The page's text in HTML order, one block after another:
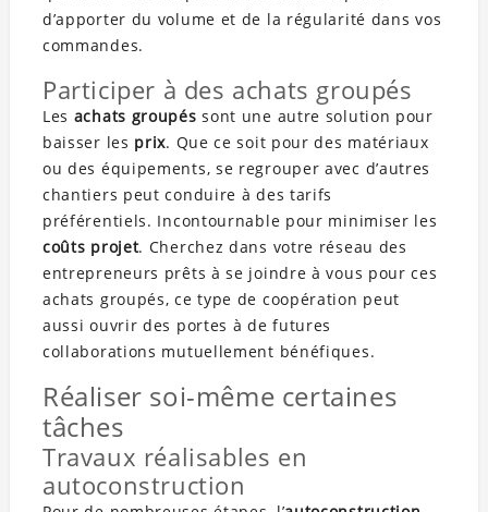
d’apporter du volume et de la régularité dans vos
commandes.
Participer à des achats groupés
Les achats groupés sont une autre solution pour
baisser les prix. Que ce soit pour des matériaux
ou des équipements, se regrouper avec d’autres
chantiers peut conduire à des tarifs
préférentiels. Incontournable pour minimiser les
coûts projet. Cherchez dans votre réseau des
entrepreneurs prêts à se joindre à vous pour ces
achats groupés, ce type de coopération peut
aussi ouvrir des portes à de futures
collaborations mutuellement bénéfiques.
Réaliser soi-même certaines
tâches
Travaux réalisables en
autoconstruction